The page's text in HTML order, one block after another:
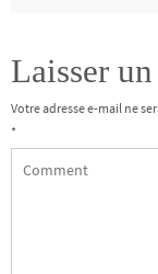
Laisser
Votre adresse e-mail ne
*